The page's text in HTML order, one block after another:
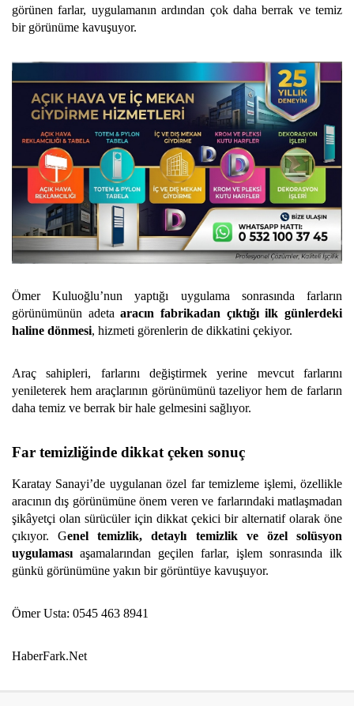
görünen farlar, uygulamanın ardından çok daha berrak ve temiz
bir görünüme kavuşuyor.
Ömer Kuluoğlu’nun yaptığı uygulama sonrasında farların
görünümünün adetaaracın fabrikadan çıktığı ilk günlerdeki
haline dönmesi, hizmeti görenlerin de dikkatini çekiyor.
Araç sahipleri, farlarını değiştirmek yerine mevcut farlarını
yenileterek hem araçlarının görünümünü tazeliyor hem de farların
daha temiz ve berrak bir hale gelmesini sağlıyor.
Far temizliğinde dikkat çeken sonuç
Karatay Sanayi’de uygulanan özel far temizleme işlemi, özellikle
aracının dış görünümüne önem veren ve farlarındaki matlaşmadan
şikâyetçi olan sürücüler için dikkat çekici bir alternatif olarak öne
çıkıyor. Genel temizlik, detaylı temizlik ve özel solüsyon
uygulaması aşamalarından geçilen farlar, işlem sonrasında ilk
günkü görünümüne yakın bir görüntüye kavuşuyor.
Ömer Usta: 0545 463 8941
HaberFark.Net